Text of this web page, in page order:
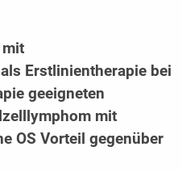
mit
Erstlinientherapie bei
geeigneten
mit
OS Vorteil gegenüber